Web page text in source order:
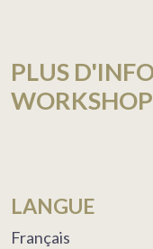
PLUS
WORKSHOP
LANGUE
Français